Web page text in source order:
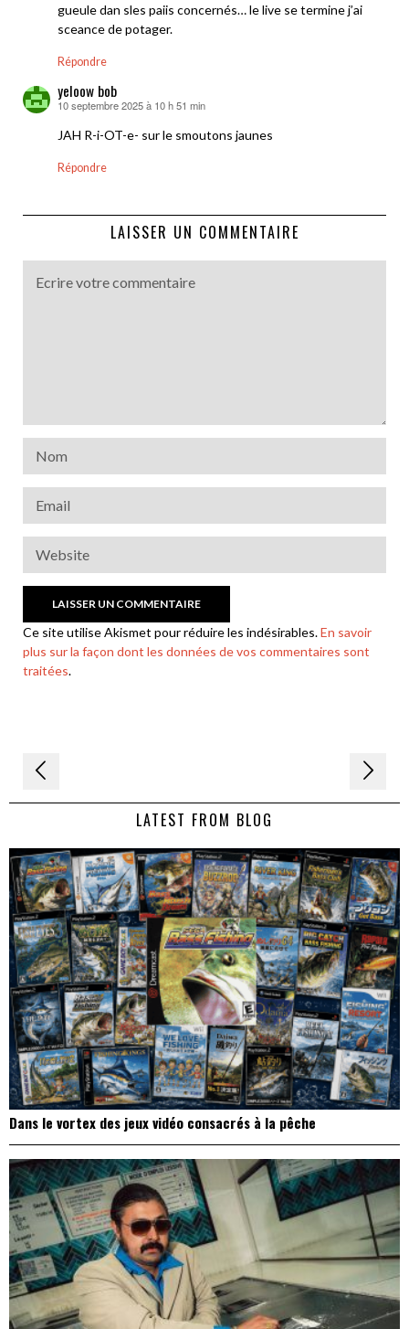
gueule dan sles paiis concernés… le live se termine j’ai
sceance de potager.
Répondre
yeloow bob
dit :
10 septembre 2025 à 10 h 51 min
JAH R-i-OT-e- sur le smoutons jaunes
Répondre
LAISSER UN COMMENTAIRE
Ce site utilise Akismet pour réduire les indésirables.En savoir
plus sur la façon dont les données de vos commentaires sont
traitées.
Navigation
de LATEST FROM BLOG
Dans le vortex des jeux vidéo consacrés à la pêche